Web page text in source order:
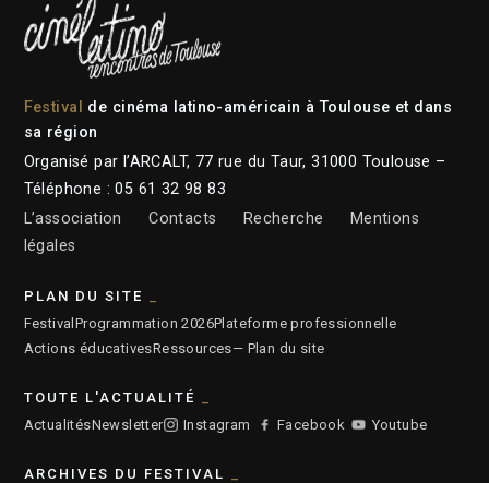
Festival
de cinéma latino-américain à Toulouse et dans
sa région
Organisé par l’ARCALT, 77 rue du Taur, 31000 Toulouse –
Téléphone : 05 61 32 98 83
L’association
Contacts Recherche
Mentions
légales
PLAN DU SITE
FestivalProgrammation 2026Plateforme professionnelle
Actions éducativesRessources— Plan du site
TOUTE L'ACTUALITÉ
ActualitésNewsletter Instagram Facebook Youtube
ARCHIVES DU FESTIVAL